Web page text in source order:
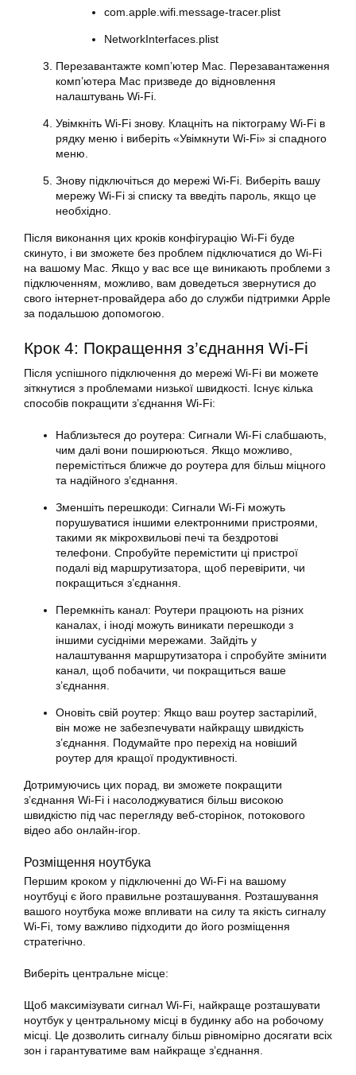
com.apple.wifi.message-tracer.plist
NetworkInterfaces.plist
Перезавантажте комп’ютер Mac. Перезавантаження
комп’ютера Mac призведе до відновлення
налаштувань Wi-Fi.
Увімкніть Wi-Fi знову. Клацніть на піктограму Wi-Fi в
рядку меню і виберіть «Увімкнути Wi-Fi» зі спадного
меню.
Знову підключіться до мережі Wi-Fi. Виберіть вашу
мережу Wi-Fi зі списку та введіть пароль, якщо це
необхідно.
Після виконання цих кроків конфігурацію Wi-Fi буде
скинуто, і ви зможете без проблем підключатися до Wi-Fi
на вашому Mac. Якщо у вас все ще виникають проблеми з
підключенням, можливо, вам доведеться звернутися до
свого інтернет-провайдера або до служби підтримки Apple
за подальшою допомогою.
Крок 4: Покращення з’єднання Wi-Fi
Після успішного підключення до мережі Wi-Fi ви можете
зіткнутися з проблемами низької швидкості. Існує кілька
способів покращити з’єднання Wi-Fi:
Наблизьтеся до роутера: Сигнали Wi-Fi слабшають,
чим далі вони поширюються. Якщо можливо,
перемістіться ближче до роутера для більш міцного
та надійного з’єднання.
Зменшіть перешкоди: Сигнали Wi-Fi можуть
порушуватися іншими електронними пристроями,
такими як мікрохвильові печі та бездротові
телефони. Спробуйте перемістити ці пристрої
подалі від маршрутизатора, щоб перевірити, чи
покращиться з’єднання.
Перемкніть канал: Роутери працюють на різних
каналах, і іноді можуть виникати перешкоди з
іншими сусідніми мережами. Зайдіть у
налаштування маршрутизатора і спробуйте змінити
канал, щоб побачити, чи покращиться ваше
з’єднання.
Оновіть свій роутер: Якщо ваш роутер застарілий,
він може не забезпечувати найкращу швидкість
з’єднання. Подумайте про перехід на новіший
роутер для кращої продуктивності.
Дотримуючись цих порад, ви зможете покращити
з’єднання Wi-Fi і насолоджуватися більш високою
швидкістю під час перегляду веб-сторінок, потокового
відео або онлайн-ігор.
Розміщення ноутбука
Першим кроком у підключенні до Wi-Fi на вашому
ноутбуці є його правильне розташування. Розташування
вашого ноутбука може впливати на силу та якість сигналу
Wi-Fi, тому важливо підходити до його розміщення
стратегічно.
Виберіть центральне місце:
Щоб максимізувати сигнал Wi-Fi, найкраще розташувати
ноутбук у центральному місці в будинку або на робочому
місці. Це дозволить сигналу більш рівномірно досягати всіх
зон і гарантуватиме вам найкраще з’єднання.